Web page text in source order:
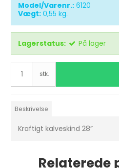
Model/Varenr.: 6120
Vægt: 0,55 kg.
Lagerstatus: På lager
stk.
Beskrivelse
Kraftigt kalveskind 28”
Relaterede